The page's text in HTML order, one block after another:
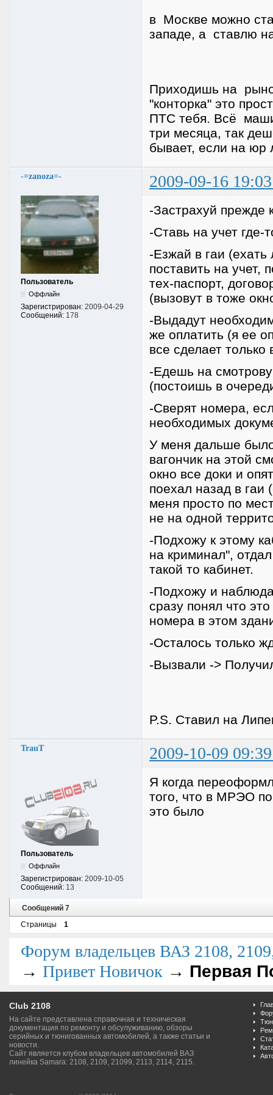
в Москве можно
западе, а ставлю
Приходишь на
"конторка" это
ПТС тебя. Всё
три месяца, так
бывает, если на
-=zanoza=- 2009-09-16
Пользователь
Оффлайн
Зарегистрирован: 2009-04-29
Сообщений: 178
-Застрахуй прежде
-Ставь на учет
-Езжай в гаи
поставить на учет,
тех-паспорт,
(вызовут в тоже
-Выдадут
же оплатить (я ее
все сделает
-Едешь на
(постоишь в
-Сверят номера,
необходимых
У меня дальше было
вагончик на этой
окно все доки и
поехал назад в гаи
меня просто по
не на одной
-Подхожу к этому
на криминал",
такой то кабинет.
-Подхожу и
сразу понял что
номера в этом
-Осталось только
-Вызвали ->
P.S. Ставил на
TrauT 2009-10-09
Пользователь
Оффлайн
Зарегистрирован: 2009-10-05
Сообщений: 13
Я когда
того, что в МРЭО
это было
Сообщений 7
Страницы
1
Форум владельцев ВАЗ 2108,
→ Привет Новичок → Первая
Club 2108
На сайте представлена справочная и техническая
документация по ремонту и обсулуживанию, обзоры
серийных и тюнигованных автомобилей, а также статьи и
новости.
Сайт является клубом владельцев автомобилей ВАЗ
линейка Samara: 2108, 2109, 21099, 2113, 2114, 2115.